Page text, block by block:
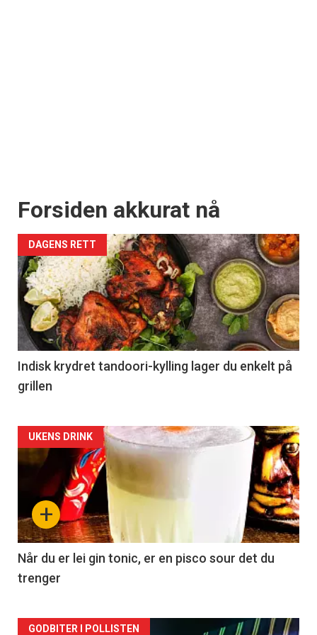
Forsiden akkurat nå
DAGENS RETT
Indisk krydret tandoori-kylling lager du enkelt på
grillen
Forsiden
akkurat
nå
-
2
+
UKENS DRINK
Når du er lei gin tonic, er en pisco sour det du
trenger
GODBITER I POLLISTEN